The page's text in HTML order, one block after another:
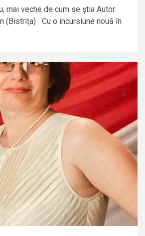
mai veche de cum se știa Autor:
(Bistriţa) Cu o incursiune nouă în